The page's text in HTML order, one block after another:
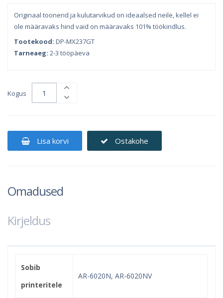
Originaal toonerid ja kulutarvikud on ideaalsed neile, kellel ei
ole määravaks hind vaid on määravaks 101% töökindlus.
Tootekood: DP-MX237GT
Tarneaeg: 2-3 tööpäeva
Kogus
Lisa korvi Ostakohe
Omadused
Kirjeldus
Sobib
printeritele
AR-6020N, AR-6020NV